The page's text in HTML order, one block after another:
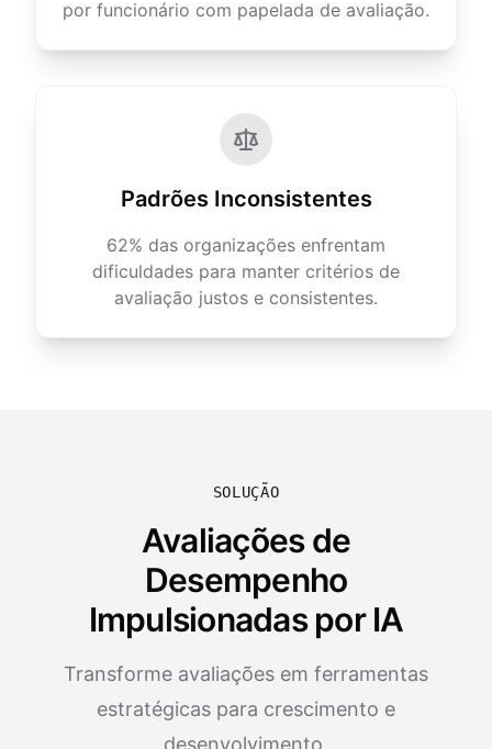
por funcionário com papelada de avaliação.
Padrões Inconsistentes
62% das organizações enfrentam
dificuldades para manter critérios de
avaliação justos e consistentes.
SOLUÇÃO
Avaliações de
Desempenho
Impulsionadas por IA
Transforme avaliações em ferramentas
estratégicas para crescimento e
desenvolvimento.